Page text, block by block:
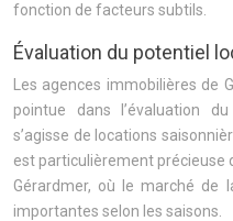
fonction de facteurs subtils.
Évaluation du potentiel
Les agences immobilières de
pointue dans l’évaluation
s’agisse de locations
est particulièrement précieuse
Gérardmer, où le marché de
importantes selon les saisons.